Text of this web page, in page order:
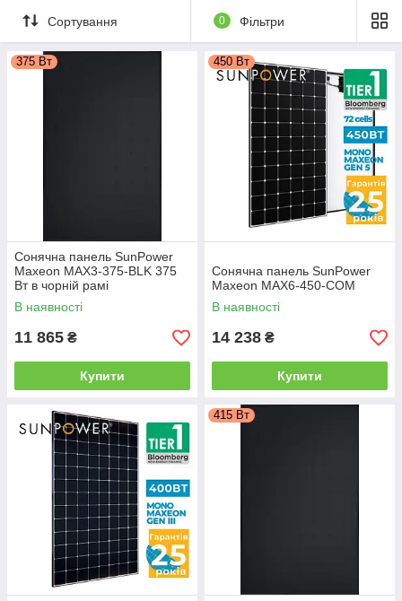
Сортування 0 Фільтри
375 Вт
Сонячна панель SunPower
Maxeon MAX3-375-BLK 375
Вт в чорній рамі
В наявності
11 865 ₴
Купити
450 Вт
Сонячна панель SunPower
Maxeon MAX6-450-COM
В наявності
14 238 ₴
Купити
415 Вт